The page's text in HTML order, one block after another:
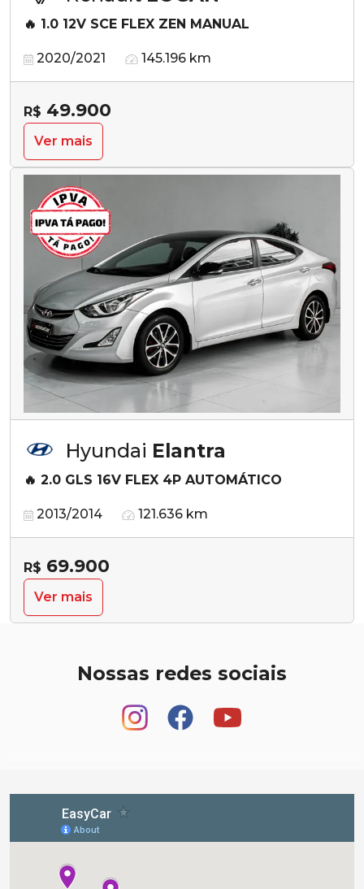
🔥 1.0 12V SCE FLEX ZEN MANUAL
2020/2021 145.196 km
R$ 49.900
Ver mais
Hyundai Elantra
🔥 2.0 GLS 16V FLEX 4P AUTOMÁTICO
2013/2014 121.636 km
R$ 69.900
Ver mais
Nossas redes sociais